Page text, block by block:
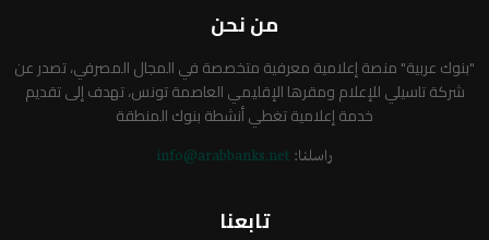
من نحن
"بنوك عربية" منصة إعلامية معرفية متخصصة في المجال المصرفي، تصدر عن
شركة تاسيلي للإعلام ومقرها الإقليمي العاصمة تونس، تهدف إلى تقديم
خدمة إعلامية تغطي أنشطة بنوك المنطقة
راسلنا: info@arabbanks.net
تابعنا